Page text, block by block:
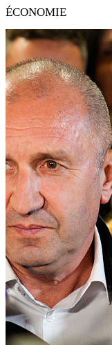
ÉCONOMIE